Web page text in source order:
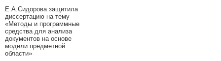
Е.А.Сидорова защитила
диссертацию на тему
«Методы и программные
средства для анализа
документов на основе
модели предметной
области»